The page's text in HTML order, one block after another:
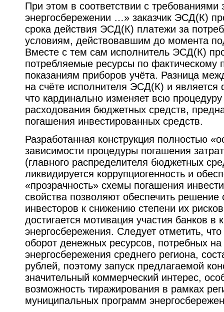
При этом в соответствии с
энергосбережении …» заказчик ЭСД(К)
срока действия ЭСД(К) платежи за
условиям, действовавшим до момента
Вместе с тем сам исполнитель ЭСД(К)
потребляемые ресурсы по фактическому
показаниям приборов учёта. Разница
на счёте исполнителя ЭСД(К) и является
что кардинально изменяет всю
расходования бюджетных средств,
погашения инвестированных средств.
Разработанная конструкция полностью
зависимости процедуры погашения
(главного распределителя бюджетных
ликвидируется коррупциогенность и
«прозрачность» схемы погашения
свойства позволяют обеспечить решение
инвесторов к снижению степени их
достигается мотивация участия банков в
энергосбережения. Следует отметить,
оборот денежных ресурсов, потребных
энергосбережения среднего региона,
рублей, поэтому запуск предлагаемой
значительный коммерческий интерес,
возможность тиражирования в рамках
муниципальных программ